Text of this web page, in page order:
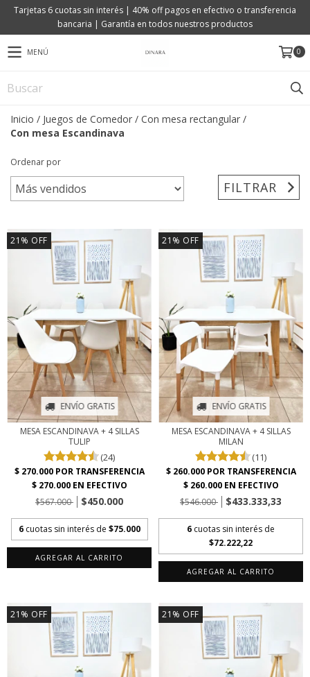
Tarjetas 6 cuotas sin interés | 40% off pagos en efectivo o transferencia
bancaria | Garantía en todos nuestros productos
MENÚ 0
Inicio / Juegos de Comedor / Con mesa rectangular /
Con mesa Escandinava
Ordenar por
FILTRAR
21 % OFF
ENVÍO GRATIS
MESA ESCANDINAVA + 4 SILLAS
TULIP
(24)
$567.000 $450.000
6 cuotas sin interés de $75.000
AGREGAR AL CARRITO
21 % OFF
ENVÍO GRATIS
MESA ESCANDINAVA + 4 SILLAS
MILAN
(11)
$546.000 $433.333,33
6 cuotas sin interés de
$72.222,22
AGREGAR AL CARRITO
21 % OFF 21 % OFF